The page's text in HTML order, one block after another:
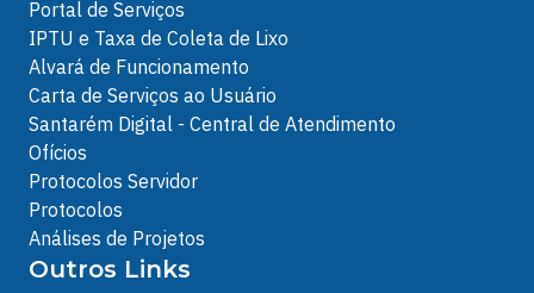
Portal de Serviços
IPTU e Taxa de Coleta de Lixo
Alvará de Funcionamento
Carta de Serviços ao Usuário
Santarém Digital - Central de Atendimento
Ofícios
Protocolos Servidor
Protocolos
Análises de Projetos
Outros Links